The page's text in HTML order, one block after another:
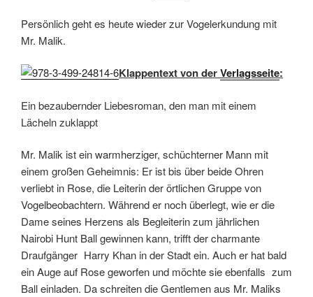
Persönlich geht es heute wieder zur Vogelerkundung mit
Mr. Malik.
Klappentext von derVerlagsseite:
Ein bezaubernder Liebesroman, den man mit einem
Lächeln zuklappt
Mr. Malik ist ein warmherziger, schüchterner Mann mit
einem großen Geheimnis: Er ist bis über beide Ohren
verliebt in Rose, die Leiterin der örtlichen Gruppe von
Vogelbeobachtern. Während er noch überlegt, wie er die
Dame seines Herzens als Begleiterin zum jährlichen
Nairobi Hunt Ball gewinnen kann, trifft der charmante
Draufgänger Harry Khan in der Stadt ein. Auch er hat bald
ein Auge auf Rose geworfen und möchte sie ebenfalls zum
Ball einladen. Da schreiten die Gentlemen aus Mr. Maliks